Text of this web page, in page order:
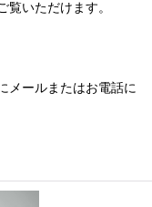
いただけます。
メールまたはお電話に